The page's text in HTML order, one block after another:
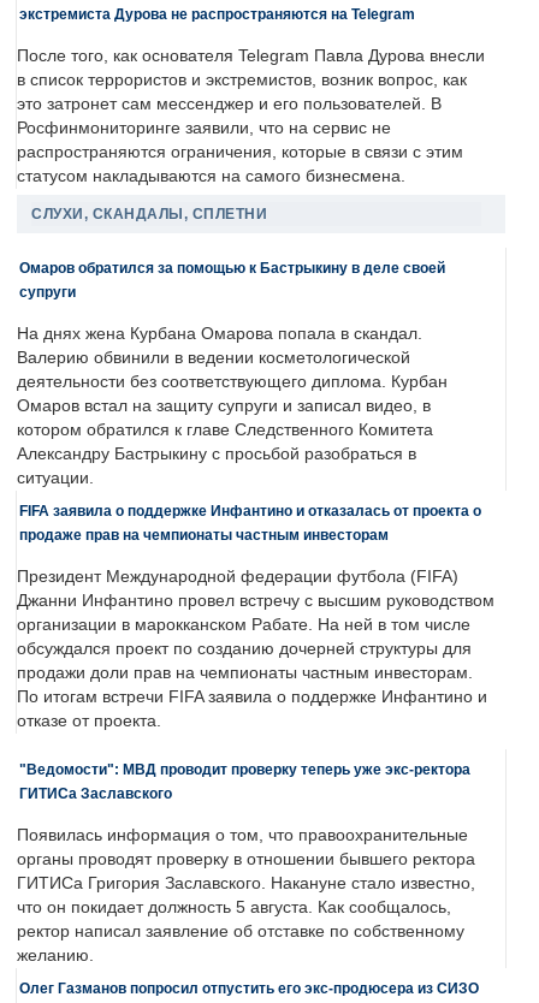
экстремиста Дурова не распространяются на Telegram
После того, как основателя Telegram Павла Дурова внесли
в список террористов и экстремистов, возник вопрос, как
это затронет сам мессенджер и его пользователей. В
Росфинмониторинге заявили, что на сервис не
распространяются ограничения, которые в связи с этим
статусом накладываются на самого бизнесмена.
СЛУХИ, СКАНДАЛЫ, СПЛЕТНИ
Омаров обратился за помощью к Бастрыкину в деле своей
супруги
На днях жена Курбана Омарова попала в скандал.
Валерию обвинили в ведении косметологической
деятельности без соответствующего диплома. Курбан
Омаров встал на защиту супруги и записал видео, в
котором обратился к главе Следственного Комитета
Александру Бастрыкину с просьбой разобраться в
ситуации.
FIFA заявила о поддержке Инфантино и отказалась от проекта о
продаже прав на чемпионаты частным инвесторам
Президент Международной федерации футбола (FIFA)
Джанни Инфантино провел встречу с высшим руководством
организации в марокканском Рабате. На ней в том числе
обсуждался проект по созданию дочерней структуры для
продажи доли прав на чемпионаты частным инвесторам.
По итогам встречи FIFA заявила о поддержке Инфантино и
отказе от проекта.
"Ведомости": МВД проводит проверку теперь уже экс-ректора
ГИТИСа Заславского
Появилась информация о том, что правоохранительные
органы проводят проверку в отношении бывшего ректора
ГИТИСа Григория Заславского. Накануне стало известно,
что он покидает должность 5 августа. Как сообщалось,
ректор написал заявление об отставке по собственному
желанию.
Олег Газманов попросил отпустить его экс-продюсера из СИЗО